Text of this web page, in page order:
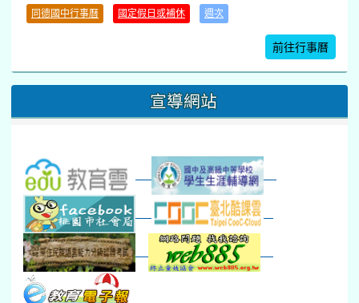
暑期體育育樂營結束
21 22
桃園市運動會
數感實驗夏令營(整天)
新生智力測驗補測(...
下午-新進教師研習
教師備課會議
新生訓練(整天)新生訓練(~12:00)
下午-校務會議14:00-
八九年級返校8-9
防災演練工作分配及...
30 31 2 3
本週_健康檢查週各班器材負責人訓練
發放班級書箱及晨讀...
技藝教育學程說明會...
12:30幹部訓練七年級新生健檢
本週_友善校園週收學生證、換補教科...
本週_圖書館開放借...
開學日
同德國中行事曆 國定假日或補休 週次
前往行事曆
宣導網站